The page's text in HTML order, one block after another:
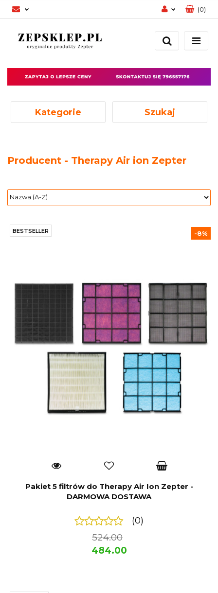
Zaloguj się
Zarejestruj się
Zgody cookies
(0)
Kategorie Szukaj
Producent - Therapy Air ion Zepter
BESTSELLER
Pakiet 5 filtrów do Therapy Air Ion Zepter -
DARMOWA DOSTAWA
(0)
524.00
-8%
484.00